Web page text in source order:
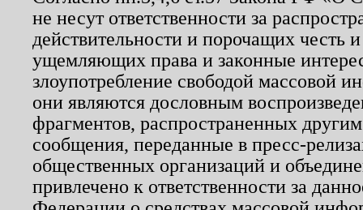
не несут ответственности за
действительности и порочащих честь
ущемляющих права и законные
злоупотребление свободой массовой
они являются дословным
фрагментов, распространенных
сообщения, переданные в пресс-
общественных организаций и
привлечено к ответственности за